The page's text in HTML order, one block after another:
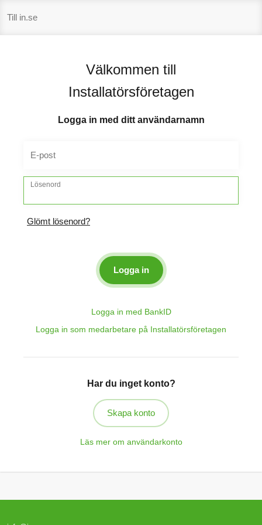
innehåll
Till in.se
Välkommen till
Installatörsföretagen
Logga in med ditt användarnamn
E-post
Lösenord
Glömt lösenord?
Logga in med BankID
Logga in som medarbetare på Installatörsföretagen
Har du inget konto?
Skapa konto
Läs mer om användarkonto